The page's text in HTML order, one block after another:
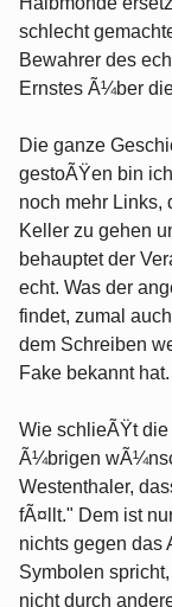
schlecht
Bewahrer des
Ernstes Ã¼ber
Die ganze
gestoÃŸen bin
noch mehr Links,
Keller zu gehen
behauptet der
echt. Was der
findet, zumal
dem Schreiben
Fake bekannt
Wie schlieÃŸt
Ã¼brigen
Westenthaler,
fÃ¤llt." Dem ist
nichts gegen das
Symbolen
nicht durch